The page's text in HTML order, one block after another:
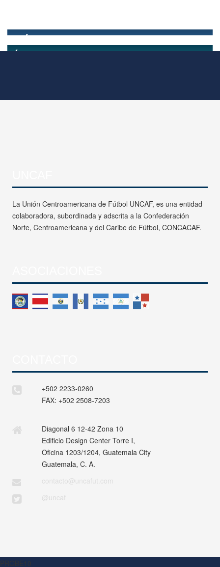
La Unión Centroamericana de Fútbol UNCAF, es una entidad
colaboradora, subordinada y adscrita a la Confederación
Norte, Centroamericana y del Caribe de Fútbol, CONCACAF.
+502 2233-0260
FAX: +502 2508-7203
Diagonal 6 12-42 Zona 10
Edificio Design Center Torre I,
Oficina 1203/1204, Guatemala City
Guatemala, C. A.
contacto@uncafut.com
@uncaf